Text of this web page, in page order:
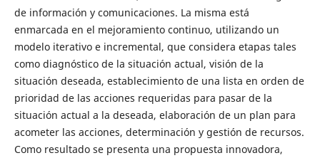
de información y comunicaciones. La misma está
enmarcada en el mejoramiento continuo, utilizando un
modelo iterativo e incremental, que considera etapas tales
como diagnóstico de la situación actual, visión de la
situación deseada, establecimiento de una lista en orden de
prioridad de las acciones requeridas para pasar de la
situación actual a la deseada, elaboración de un plan para
acometer las acciones, determinación y gestión de recursos.
Como resultado se presenta una propuesta innovadora,